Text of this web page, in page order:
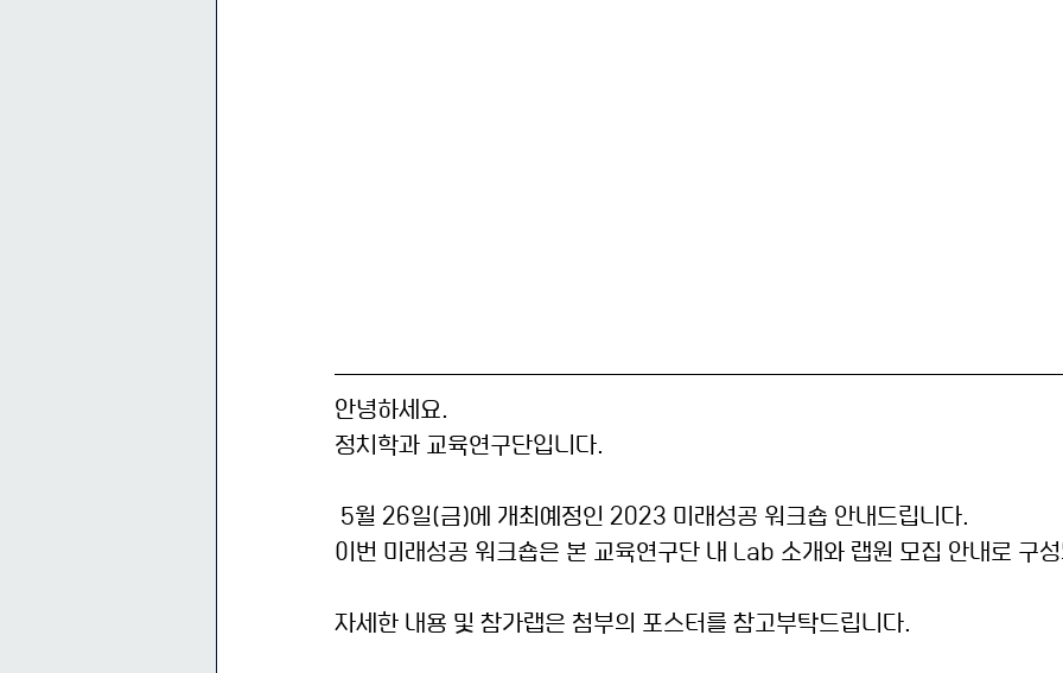
안녕하세요.
정치학과 교육연구단입니다.
5월 26일(금)에 개최예정인 2023 미래성공 워크숍 안내드립니다.
이번 미래성공 워크숍은 본 교육연구단 내 Lab 소개와 랩원 모집 안내로 구
자세한 내용 및 참가랩은 첨부의 포스터를 참고부탁드립니다.